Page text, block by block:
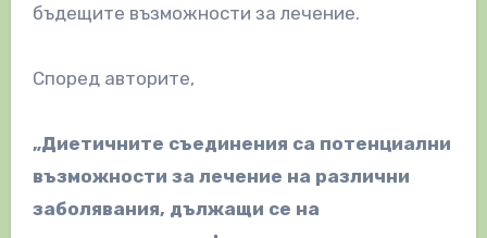
бъдещите възможности за лечение.
Според авторите,
„Диетичните съединения са потенциални
възможности за лечение на различни
заболявания, дължащи се на